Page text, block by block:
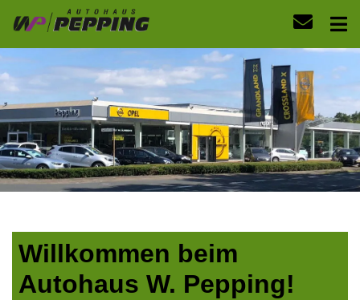
Willkommen beim
Autohaus W. Pepping!